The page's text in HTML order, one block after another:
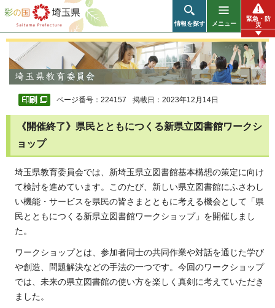
彩の国 埼玉県
情報を探す メニュー
緊急・防
災
ページ番号：224157 掲載日：2023年12月14日
《開催終了》県民とともにつくる新県立図書館ワークシ
ョップ
埼玉県教育委員会では、新埼玉県立図書館基本構想の策定に向け
て検討を進めています。このたび、新しい県立図書館にふさわし
い機能・サービスを県民の皆さまとともに考える機会として「県
民とともにつくる新県立図書館ワークショップ」を開催しまし
た。
ワークショップとは、参加者同士の共同作業や対話を通じた学び
や創造、問題解決などの手法の一つです。今回のワークショップ
では、未来の県立図書館の使い方を楽しく真剣に考えていただき
ました。